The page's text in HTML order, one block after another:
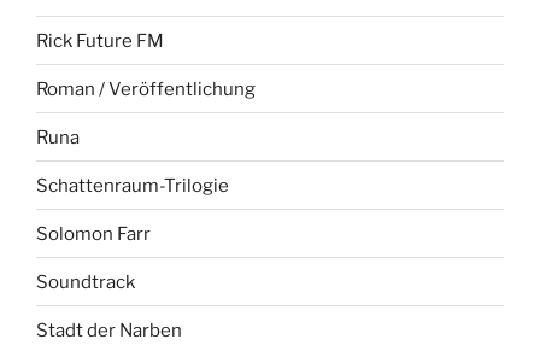
Rick Future FM
Roman / Veröffentlichung
Runa
Schattenraum-Trilogie
Solomon Farr
Soundtrack
Stadt der Narben